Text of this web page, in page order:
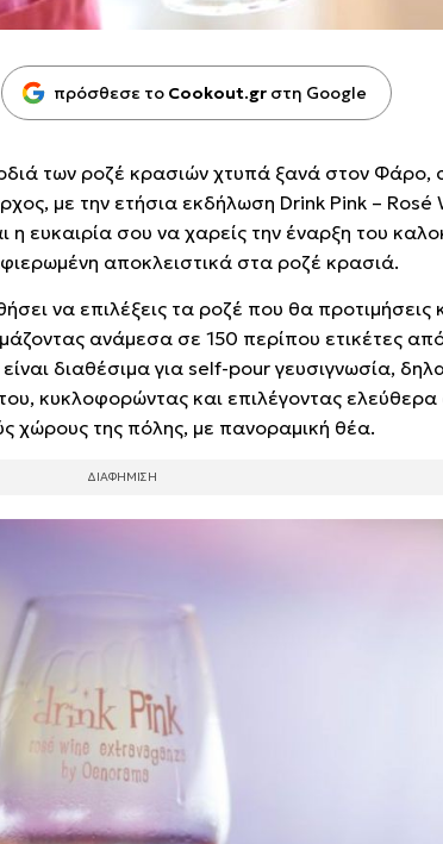
πρόσθεσε το Cookout.gr στη Google
των ροζέ κρασιών χτυπά ξανά στον Φάρο,
με την ετήσια εκδήλωση Drink Pink – Rosé
η ευκαιρία σου να χαρείς την έναρξη του
αποκλειστικά στα ροζέ κρασιά.
να επιλέξεις τα ροζέ που θα προτιμήσεις
ανάμεσα σε 150 περίπου ετικέτες
διαθέσιμα για self-pour γευσιγνωσία,
κυκλοφορώντας και επιλέγοντας
χώρους της πόλης, με πανοραμική θέα.